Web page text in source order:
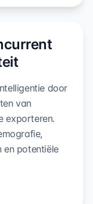
door
van
exporteren.
en potentiële